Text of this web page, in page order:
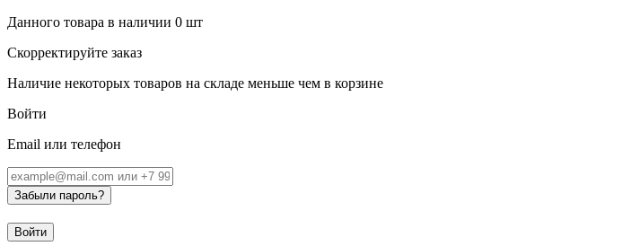
Данного товара в наличии 0 шт
Скорректируйте заказ
Наличие некоторых товаров на складе меньше чем в корзине
Войти
Email или телефон
Забыли пароль?
Войти